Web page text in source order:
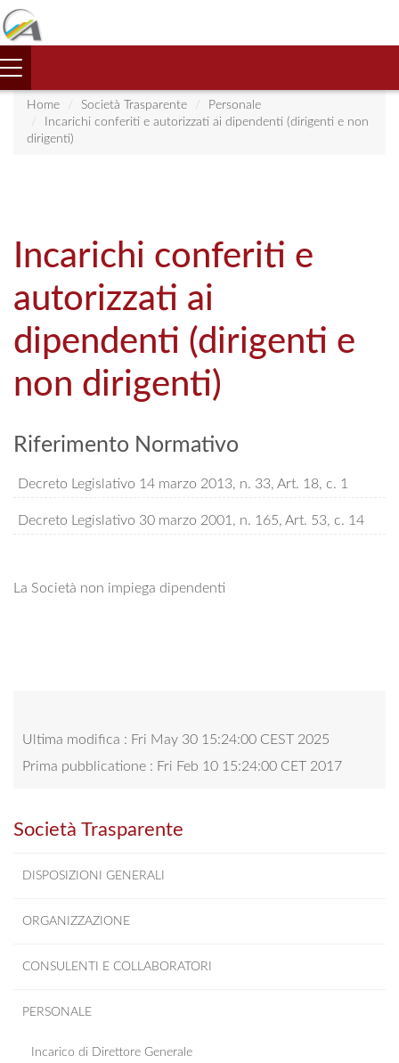
Toggle
Home
Società Trasparente
Personale
Incarichi conferiti e autorizzati ai dipendenti (dirigenti e non
dirigenti)
Incarichi conferiti e
autorizzati ai
dipendenti (dirigenti e
non dirigenti)
Riferimento Normativo
Decreto Legislativo 14 marzo 2013, n. 33, Art. 18, c. 1
Decreto Legislativo 30 marzo 2001, n. 165, Art. 53, c. 14
La Società non impiega dipendenti
Ultima modifica : Fri May 30 15:24:00 CEST 2025
Prima pubblicatione : Fri Feb 10 15:24:00 CET 2017
Società Trasparente
DISPOSIZIONI GENERALI
ORGANIZZAZIONE
CONSULENTI E COLLABORATORI
PERSONALE
Incarico di Direttore Generale